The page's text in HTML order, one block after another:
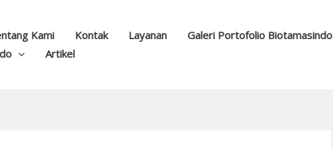
Kami Kontak Layanan Galeri Portofolio Biotamasindo
Artikel